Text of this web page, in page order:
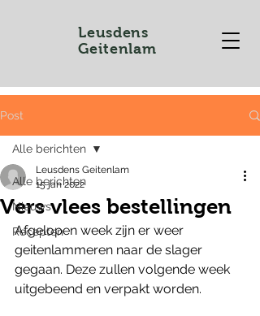
Leusdens
Geitenlam
Post
Alle berichten
Nieuws
Recepten
Alle berichten
Vers vlees bestellingen
Leusdens Geitenlam
15 jan 2022
Afgelopen week zijn er weer
geitenlammeren naar de slager
gegaan. Deze zullen volgende week
uitgebeend en verpakt worden.